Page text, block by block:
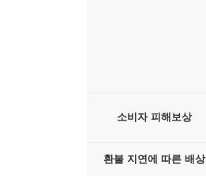
소비자 피해보상
환불 지연에 따른 배상